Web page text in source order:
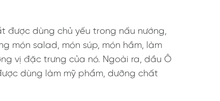
được dùng chủ yếu trong nấu nướng,
món salad, món súp, món hầm, làm
vị đặc trưng của nó. Ngoài ra, dầu Ô
dùng làm mỹ phẩm, dưỡng chất